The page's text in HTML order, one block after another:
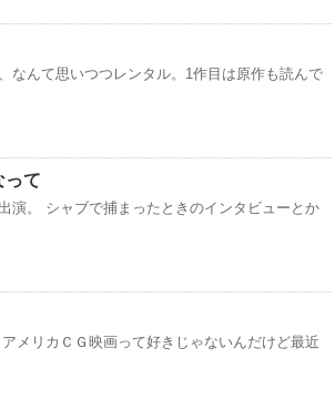
なんて思いつつレンタル。1作目は原作も読んで
って
演。 シャブで捕まったときのインタビューとか
メリカＣＧ映画って好きじゃないんだけど最近